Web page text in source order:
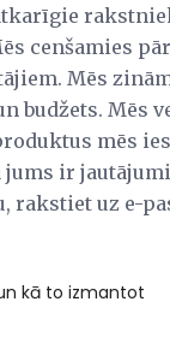
cenšamies
Mēs
budžets. Mēs
mēs
jums ir
rakstiet uz e-
kā to izmantot